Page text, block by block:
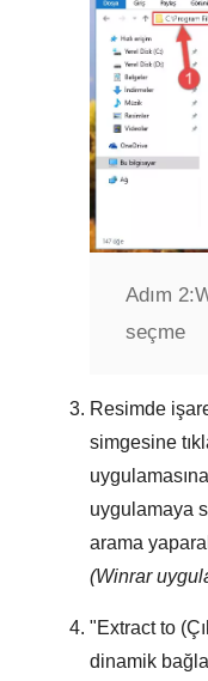
Adım 2:
seçme
Resimde
simgesine
uygulamaya
arama
(Winrar
"Extract to
dinamik